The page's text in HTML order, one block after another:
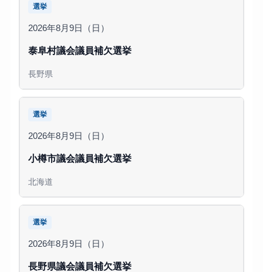
選挙
2026年8月9日（日）
泰阜村議会議員補欠選挙
長野県
選挙
2026年8月9日（日）
小樽市議会議員補欠選挙
北海道
選挙
2026年8月9日（日）
長野県議会議員補欠選挙